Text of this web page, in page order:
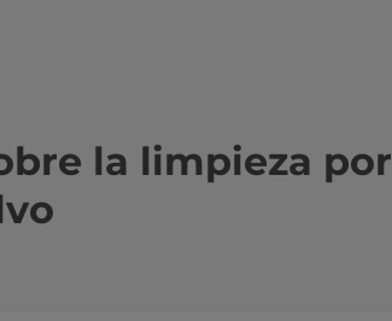
la limpieza por